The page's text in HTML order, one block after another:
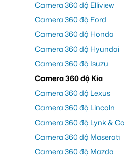
Camera 360 độ Elliview
Camera 360 độ Ford
Camera 360 độ Honda
Camera 360 độ Hyundai
Camera 360 độ Isuzu
Camera 360 độ Kia
Camera 360 độ Lexus
Camera 360 độ Lincoln
Camera 360 độ Lynk & Co
Camera 360 độ Maserati
Camera 360 độ Mazda